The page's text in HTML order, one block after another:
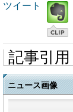
ツイート
記事引用
ニュース画像